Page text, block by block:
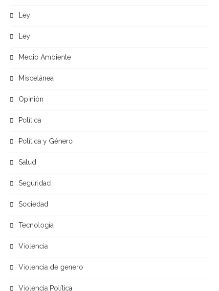
Ley
Ley
Medio Ambiente
Miscelánea
Opinión
Política
Política y Género
Salud
Seguridad
Sociedad
Tecnología
Violencia
Violencia de genero
Violencia Política